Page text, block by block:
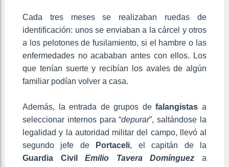
Cada tres meses se realizaban ruedas de
identificación: unos se enviaban a la cárcel y otros
a los pelotones de fusilamiento, si el hambre o las
enfermedades no acababan antes con ellos. Los
que tenían suerte y recibían los avales de algún
familiar podían volver a casa.
Además, la entrada de grupos defalangistas a
seleccionar internos para “depurar”, saltándose la
legalidad y la autoridad militar del campo, llevó al
segundo jefe de
Portaceli, el capitán de la
Guardia Civil
Emilio Tavera Domínguez a